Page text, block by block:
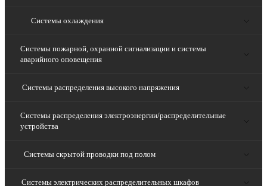
Системы охлаждения
Системы пожарной, охранной сигнализации и системы
аварийного оповещения
Системы распределения высокого напряжения
Системы распределения электроэнергии/распределительные
устройства
Системы скрытой проводки под полом
Системы электрических распределительных шкафов